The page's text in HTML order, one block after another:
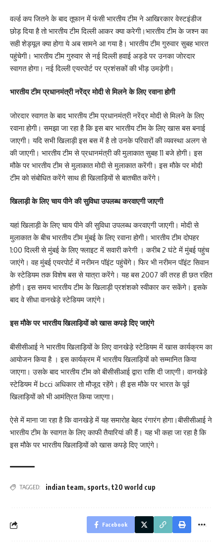
वर्ल्ड कप जितने के बाद तूफान में फंसी भारतीय टीम ने आखिरकार वेस्टइंडीज
छोड़ दिया है तो भारतीय टीम दिल्ली आकर क्या करेगी।भारतीय टीम के जश्न का
सही शेड्यूल क्या होगा ये अब सामने आ गया है। भारतीय टीम गुरुवार सुबह भारत
पहुंचेगी। भारतीय टीम गुरुवार से नई दिल्ली हवाई अड्डे पर उनका जोरदार
स्वागत होगा। नई दिल्ली एयरपोर्ट पर प्रशंसकों की भीड़ उमड़ेगी।
भारतीय टीम प्रधानमंत्री नरेंद्र मोदी से मिलने के लिए रवाना होगी
जोरदार स्वागत के बाद भारतीय टीम प्रधानमंत्री नरेंद्र मोदी से मिलने के लिए
रवाना होगी। समझा जा रहा है कि इस बार भारतीय टीम के लिए खास बस बनाई
जाएगी। यदि सभी खिलाड़ी इस बस में है तो उनके परिवारों की व्यवस्था अलग से
की जाएगी। भारतीय टीम से प्रधानमंत्री की मुलाकात सुबह 11 बजे होगी। इस
मौके पर भारतीय टीम से मुलाकात मोदी से मुलाकात करेंगी। इस मौके पर मोदी
टीम को संबोधित करेंगे साथ ही खिलाड़ियों से बातचीत करेंगे।
खिलाड़ी के लिए चाय पीने की सुविधा उपलब्ध करवाएगी जाएगी
यहां खिलाड़ी के लिए चाय पीने की सुविधा उपलब्ध करवाएगी जाएगी। मोदी से
मुलाकात के बीच भारतीय टीम मुंबई के लिए रवाना होगी। भारतीय टीम दोपहर
1:00 दिल्ली से मुंबई के लिए फ्लाइट में सवारी करेगी । करीब 2 घंटे में मुंबई पहुंच
जाएंगे। वह मुंबई एयरपोर्ट में नरीमन पॉइंट पहुंचेंगे। फिर भी नरीमन पॉइंट सिवान
के स्टेडियम तक विशेष बस से यात्रा करेंगे। यह बस 2007 की तरह ही छत रहित
होगी। इस समय भारतीय टीम के खिलाड़ी प्रशंशको स्वीकार कर सकेंगे। इसके
बाद वे सीधा वानखेड़े स्टेडियम जाएंगे।
इस मौके पर भारतीय खिलाड़ियों को खास कपड़े दिए जाएंगे
बीसीसीआई ने भारतीय खिलाड़ियों के लिए वानखेड़े स्टेडियम में खास कार्यक्रम का
आयोजन किया है । इस कार्यक्रम में भारतीय खिलाड़ियों को सम्मानित किया
जाएगा। उसके बाद भारतीय टीम को बीसीसीआई द्वारा राशि दी जाएगी। वानखेड़े
स्टेडियम में bcci अधिकार तो मौजूद रहेंगे। ही इस मौके पर भारत के पूर्व
खिलाड़ियों को भी आमंत्रित किया जाएगा।
ऐसे में माना जा रहा है कि वानखेड़े में यह समारोह बेहद रंगारंग होगा।बीसीसीआई ने
भारतीय टीम के स्वागत के लिए काफी तैयारियां की हैं। यह भी कहा जा रहा है कि
इस मौके पर भारतीय खिलाड़ियों को खास कपड़े दिए जाएंगे।
TAGGED: indian team, sports, t20 world cup
Facebook